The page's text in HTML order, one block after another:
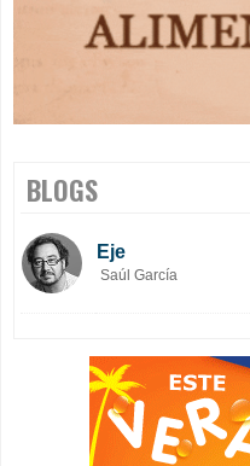
BLOGS
Eje
Saúl García